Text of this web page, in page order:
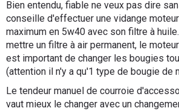
Bien entendu, fiable ne veux pas dire
conseille d'effectuer une vidange
maximum en 5w40 avec son filtre à
mettre un filtre à air permanent, le
est important de changer les bougies
(attention il n'y a qu'1 type de bougie de
Le tendeur manuel de courroie
vaut mieux le changer avec un